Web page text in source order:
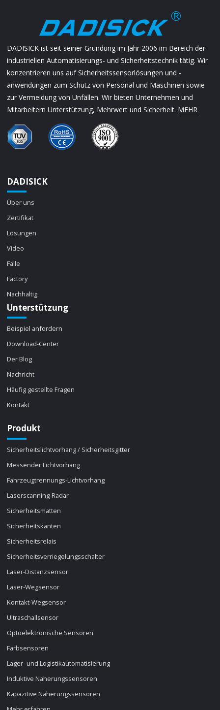
DADISICK ist seit seiner Gründung im Jahr 2006 im Bereich der
industriellen Automatisierungs- und Sicherheitstechnik tätig. Wir
konzentrieren uns auf Sicherheitssensorlösungen und -
anwendungen zum Schutz von Personal und Maschinen sowie
zur Vermeidung von Unfällen. Wir bieten Unternehmen und
Mitarbeitern Unterstützung, Mehrwert und Sicherheit. MEHR
DADISICK
Über uns
Zertifikat
Lösungen
Video
Fälle
Factory
Nachhaltig
Unterstützung
Beispiel anfordern
Download-Center
Der Blog
Nachricht
Häufig gestellte Fragen
Kontakt
Produkt
Sicherheitslichtvorhang / Sicherheitsgitter
Messender Lichtvorhang
Fahrzeugtrennungs-Lichtvorhang
Laserscanning-Radar
Sicherheitsmatten
Sicherheitskanten
Sicherheitsrelais
Sicherheitsverriegelungsschalter
Laser-Distanzsensor
Laser-Wegsensor
Kontakt-Wegsensor
Ultraschallsensor
Optoelektronische Sensoren
Farbsensoren
Lager- und Logistikautomatisierung
Induktive Näherungssensoren
Kapazitive Näherungssensoren